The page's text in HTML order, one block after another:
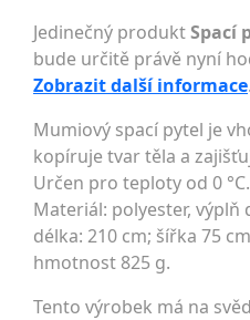
Jedinečný produktSpací
bude určitě právě nyní
Zobrazit další informace.
Mumiový spací pytel je
kopíruje tvar těla a
Určen pro teploty od 0
Materiál: polyester, výplň
délka: 210 cm; šířka 75
hmotnost 825 g.
Tento výrobek má na